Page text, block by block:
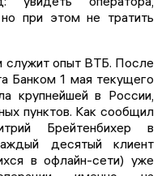
при этом не тратить
служит опыт ВТБ. После
Банком 1 мая текущего
крупнейшей в России,
пунктов. Как сообщил
Брейтенбихер в
десятый клиент
в офлайн-сети) уже